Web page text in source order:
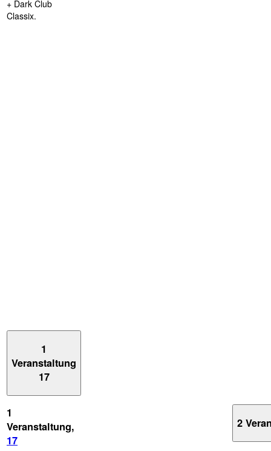
+ Dark Club
Classix.
1
Veranstaltung
17
1
Veranstaltung,
17
2